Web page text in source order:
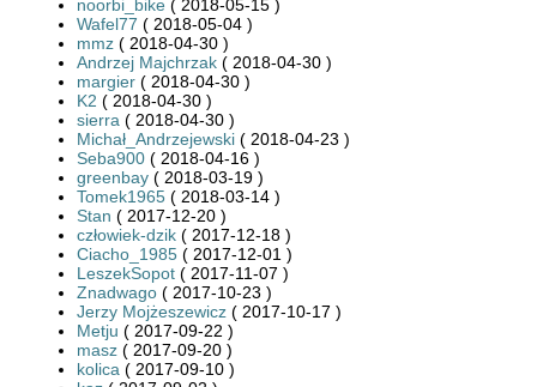
noorbi_bike ( 2018-05-15 )
Wafel77 ( 2018-05-04 )
mmz ( 2018-04-30 )
Andrzej Majchrzak ( 2018-04-30 )
margier ( 2018-04-30 )
K2 ( 2018-04-30 )
sierra ( 2018-04-30 )
Michał_Andrzejewski ( 2018-04-23 )
Seba900 ( 2018-04-16 )
greenbay ( 2018-03-19 )
Tomek1965 ( 2018-03-14 )
Stan ( 2017-12-20 )
człowiek-dzik ( 2017-12-18 )
Ciacho_1985 ( 2017-12-01 )
LeszekSopot ( 2017-11-07 )
Znadwago ( 2017-10-23 )
Jerzy Mojżeszewicz ( 2017-10-17 )
Metju ( 2017-09-22 )
masz ( 2017-09-20 )
kolica ( 2017-09-10 )